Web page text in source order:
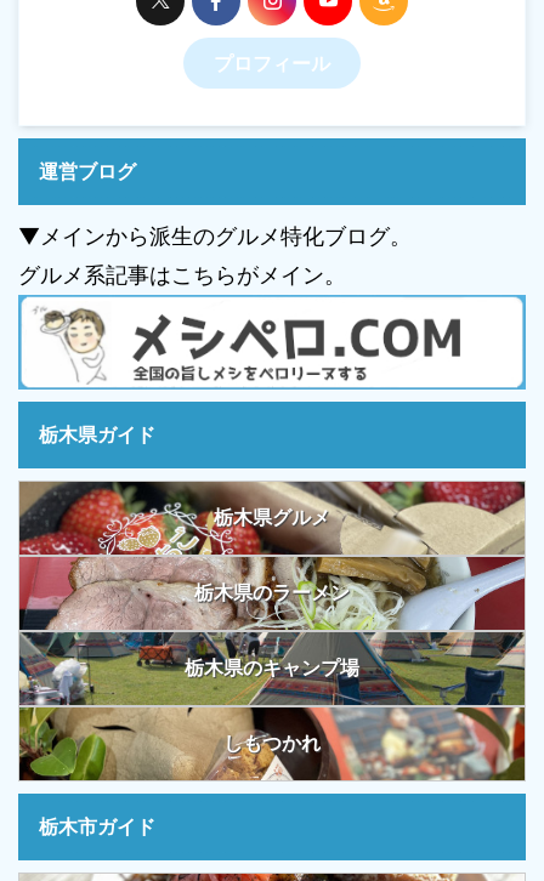
プロフィール
運営ブログ
▼メインから派生のグルメ特化ブログ。
グルメ系記事はこちらがメイン。
栃木県ガイド
栃木県グルメ
栃木県のラーメン
栃木県のキャンプ場
しもつかれ
栃木市ガイド